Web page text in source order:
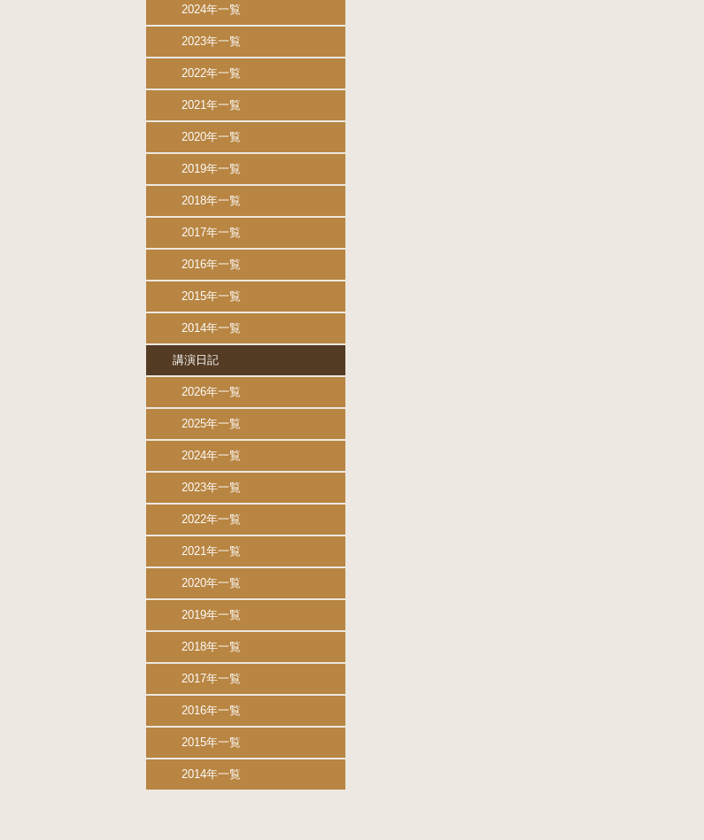
2024年一覧
2023年一覧
2022年一覧
2021年一覧
2020年一覧
2019年一覧
2018年一覧
2017年一覧
2016年一覧
2015年一覧
2014年一覧
講演日記
2026年一覧
2025年一覧
2024年一覧
2023年一覧
2022年一覧
2021年一覧
2020年一覧
2019年一覧
2018年一覧
2017年一覧
2016年一覧
2015年一覧
2014年一覧